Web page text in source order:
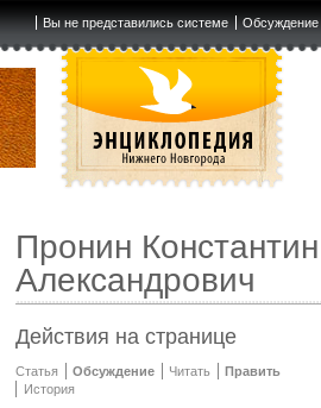
Вы не представились системе Обсуждение
Пронин Константин
Александрович
Действия на странице
Статья Обсуждение Читать
Править
История